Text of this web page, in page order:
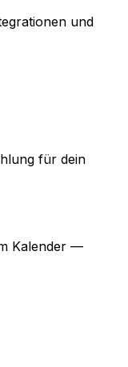
und
für dein
Kalender —